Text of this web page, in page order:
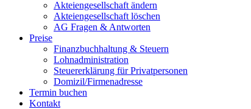
Akteiengesellschaft ändern
Akteiengesellschaft löschen
AG Fragen & Antworten
Preise
Finanzbuchhaltung & Steuern
Lohnadministration
Steuererklärung für Privatpersonen
Domizil/Firmenadresse
Termin buchen
Kontakt